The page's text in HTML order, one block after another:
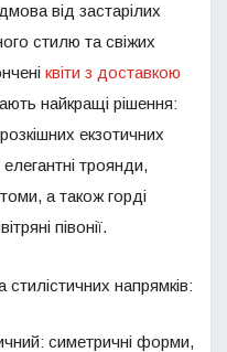
від застарілих
стилю та свіжих
квіти з доставкою
найкращі рішення:
екзотичних
троянди,
а також горді
півонії.
стилістичних напрямків:
симетричні форми,